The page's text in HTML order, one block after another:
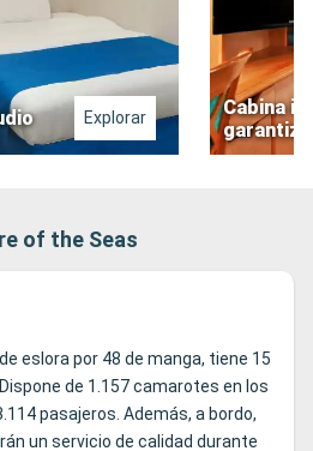
Explorar
Cabina
of the Seas
eslora por 48 de manga, tiene 15
de 1.157 camarotes en los
pasajeros. Además, a bordo,
un servicio de calidad durante